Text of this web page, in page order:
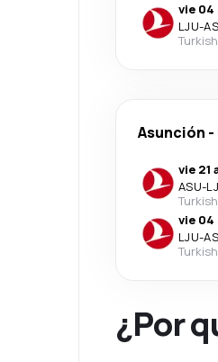
vie 04
LJU-
Asunción -
vie 21
ASU-
vie 04
LJU-
¿Por